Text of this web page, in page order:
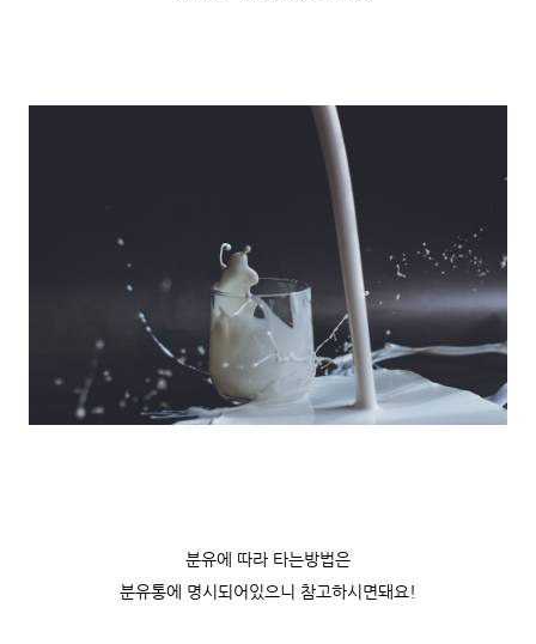
분유에 따라 타는방법은
분유통에 명시되어있으니 참고하시면돼요!